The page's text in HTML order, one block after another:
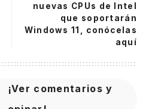
nuevas CPUs de Intel
que soportarán
Windows 11, conócelas
aquí
¡Ver comentarios y